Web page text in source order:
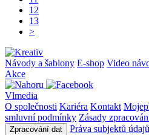
12
13
>
Návody a šablony E-shop Video
Akce
Vlmedia
O společnosti Kariéra Kontakt
smluvní podmínky Zásady
Zpracování dat
Práva subjektů údajů